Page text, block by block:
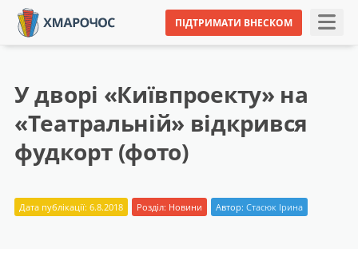
ПІДТРИМАТИ ВНЕСКОМ
У дворі «Київпроекту» на
«Театральній» відкрився
фудкорт (фото)
Дата публікації: 6.8.2018 Розділ: Новини Автор: Стасюк Ірина